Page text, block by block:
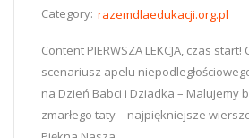
Category: razemdlaedukacji.org.pl
Content PIERWSZA LEKCJA, czas
scenariusz apelu
na Dzień Babci i Dziadka – Malujemy
zmarłego taty – najpiękniejsze